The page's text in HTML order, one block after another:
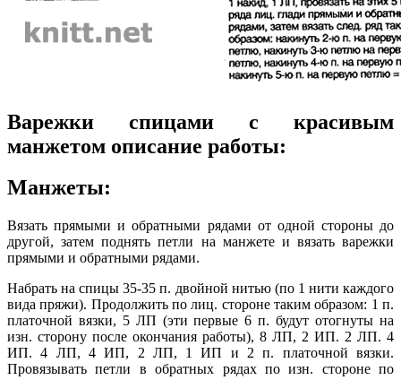
Варежки спицами с красивым
манжетом описание работы:
Манжеты:
Вязать прямыми и обрат­ными рядами от одной стороны до
дру­гой, затем поднять петли на манжете и вязать варежки
прямыми и обратными рядами.
Набрать на спицы 35-35 п. двойной нитью (по 1 нити каждого
вида пряжи). Продолжить по лиц. стороне таким образом: 1 п.
платочной вязки, 5 ЛП (эти первые 6 п. будут отогнуты на
изн. сторону после окончания работы), 8 ЛП, 2 ИП. 2 ЛП. 4
ИП. 4 ЛП, 4 ИП, 2 ЛП, 1 ИП и 2 п. платочной вязки.
Провязывать петли в обратных рядах по изн. стороне по